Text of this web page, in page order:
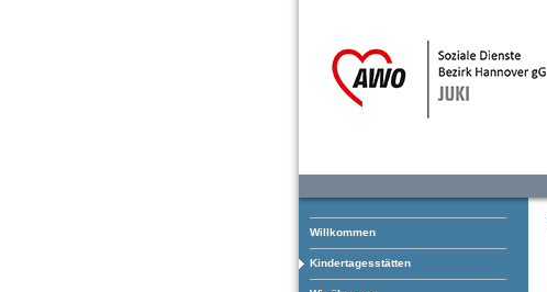
Willkommen
Kindertagesstätten